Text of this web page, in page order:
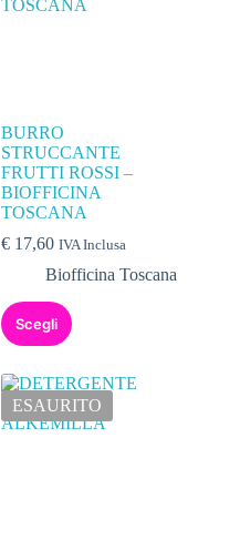
BURRO
STRUCCANTE
FRUTTI ROSSI –
BIOFFICINA
TOSCANA
€ 17,60 IVA Inclusa
Biofficina Toscana
Scegli
ESAURITO